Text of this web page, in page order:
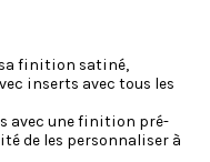
finition satiné,
inserts avec tous les
avec une finition pré-
de les personnaliser à